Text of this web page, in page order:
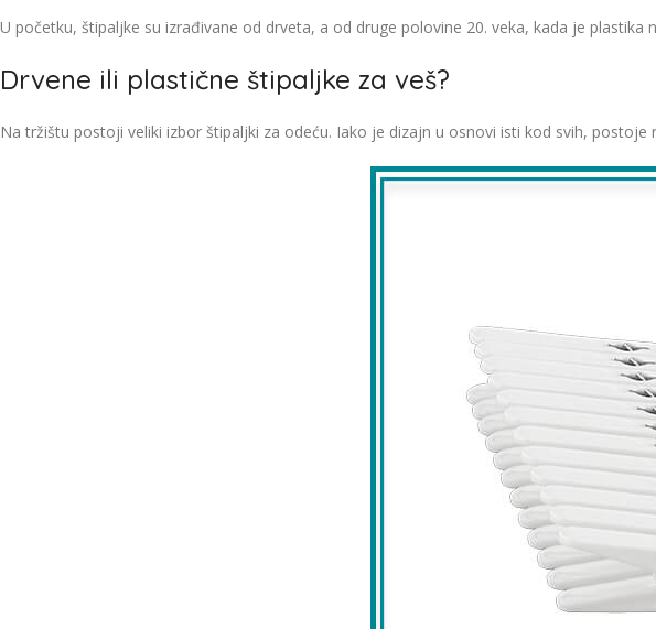
U početku, štipaljke su izrađivane od drveta, a od druge polovine 20. veka, kada je plastika
Drvene ili plastične štipaljke za veš?
Na tržištu postoji veliki izbor štipaljki za odeću. Iako je dizajn u osnovi isti kod svih,